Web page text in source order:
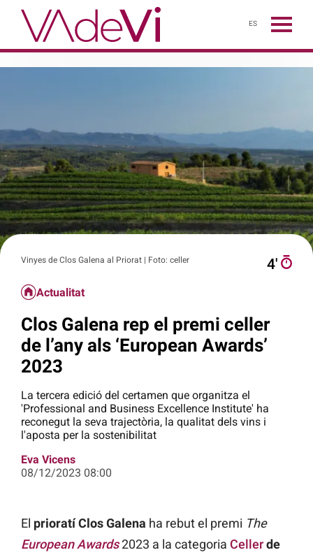
ES
Vinyes de Clos Galena al Priorat | Foto: celler 4′
Actualitat
Clos Galena rep el premi celler
de l’any als ‘European Awards’
2023
La tercera edició del certamen que organitza el
'Professional and Business Excellence Institute' ha
reconegut la seva trajectòria, la qualitat dels vins i
l'aposta per la sostenibilitat
Eva Vicens
08/12/2023 08:00
El prioratí Clos Galena ha rebut el premi The
European Awards2023 a la categoria Cellerde